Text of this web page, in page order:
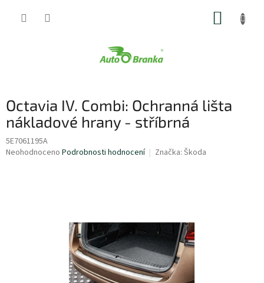
Octavia IV. Combi: Ochranná lišta
nákladové hrany - stříbrná
5E7061195A
Průměrné
Neohodnoceno Podrobnosti hodnocení Značka: Škoda